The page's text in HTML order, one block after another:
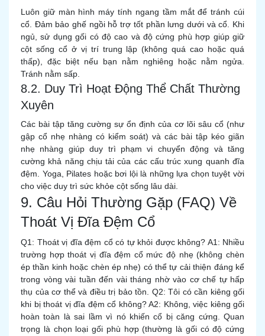
Luôn giữ màn hình máy tính ngang tầm mắt để tránh cúi
cổ. Đảm bảo ghế ngồi hỗ trợ tốt phần lưng dưới và cổ. Khi
ngủ, sử dụng gối có độ cao và độ cứng phù hợp giúp giữ
cột sống cổ ở vị trí trung lập (không quá cao hoặc quá
thấp), đặc biệt nếu bạn nằm nghiêng hoặc nằm ngửa.
Tránh nằm sấp.
8.2. Duy Trì Hoạt Động Thể Chất Thường
Xuyên
Các bài tập tăng cường sự ổn định của cơ lõi sâu cổ (như
gập cổ nhẹ nhàng có kiểm soát) và các bài tập kéo giãn
nhẹ nhàng giúp duy trì phạm vi chuyển động và tăng
cường khả năng chịu tải của các cấu trúc xung quanh đĩa
đệm. Yoga, Pilates hoặc bơi lội là những lựa chọn tuyệt vời
cho việc duy trì sức khỏe cột sống lâu dài.
9. Câu Hỏi Thường Gặp (FAQ) Về
Thoát Vị Đĩa Đệm Cổ
Q1: Thoát vị đĩa đệm cổ có tự khỏi được không? A1: Nhiều
trường hợp thoát vị đĩa đệm cổ mức độ nhẹ (không chèn
ép thần kinh hoặc chèn ép nhẹ) có thể tự cải thiện đáng kể
trong vòng vài tuần đến vài tháng nhờ vào cơ chế tự hấp
thụ của cơ thể và điều trị bảo tồn. Q2: Tôi có cần kiêng gối
khi bị thoát vị đĩa đệm cổ không? A2: Không, việc kiêng gối
hoàn toàn là sai lầm vì nó khiến cổ bị căng cứng. Quan
trọng là chọn loại gối phù hợp (thường là gối có độ cứng